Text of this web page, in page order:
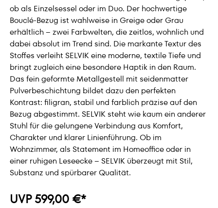
ob als Einzelsessel oder im Duo. Der hochwertige
Bouclé-Bezug ist wahlweise in Greige oder Grau
erhältlich – zwei Farbwelten, die zeitlos, wohnlich und
dabei absolut im Trend sind. Die markante Textur des
Stoffes verleiht SELVIK eine moderne, textile Tiefe und
bringt zugleich eine besondere Haptik in den Raum.
Das fein geformte Metallgestell mit seidenmatter
Pulverbeschichtung bildet dazu den perfekten
Kontrast: filigran, stabil und farblich präzise auf den
Bezug abgestimmt. SELVIK steht wie kaum ein anderer
Stuhl für die gelungene Verbindung aus Komfort,
Charakter und klarer Linienführung. Ob im
Wohnzimmer, als Statement im Homeoffice oder in
einer ruhigen Leseecke – SELVIK überzeugt mit Stil,
Substanz und spürbarer Qualität.
UVP 599,00 €*